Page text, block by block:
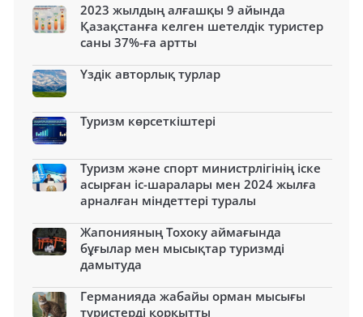
2023 жылдың алғашқы 9 айында
Қазақстанға келген шетелдік туристер
саны 37%-ға артты
Үздік авторлық турлар
Туризм көрсеткіштері
Туризм және спорт министрлігінің іске
асырған іс-шаралары мен 2024 жылға
арналған міндеттері туралы
Жапонияның Тохоку аймағында
бұғылар мен мысықтар туризмді
дамытуда
Германияда жабайы орман мысығы
туристерді қорқытты